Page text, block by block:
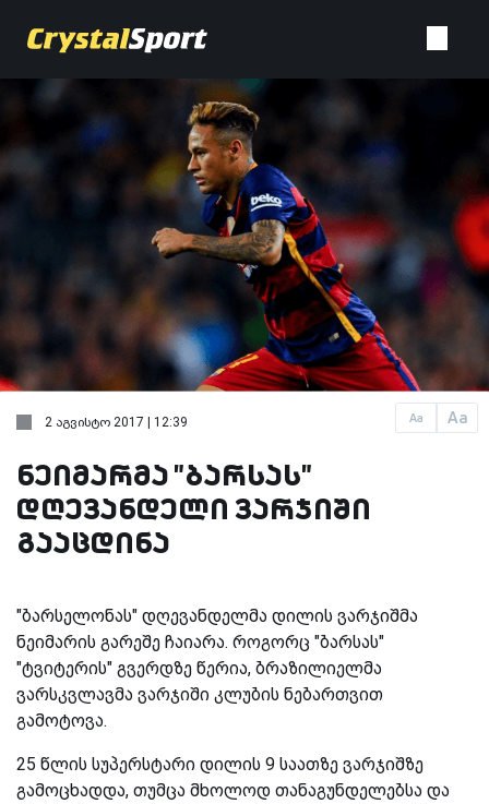
Aa Aa
2 აგვისტო 2017 | 12:39
ნეიმარმა "ბარსას"
დღევანდელი ვარჯიში
გააცდინა
"ბარსელონას" დღევანდელმა დილის ვარჯიშმა
ნეიმარის გარეშე ჩაიარა. როგორც "ბარსას"
"ტვიტერის" გვერდზე წერია, ბრაზილიელმა
ვარსკვლავმა ვარჯიში კლუბის ნებართვით
გამოტოვა.
25 წლის სუპერსტარი დილის 9 საათზე ვარჯიშზე
გამოცხადდა, თუმცა მხოლოდ თანაგუნდელებსა და